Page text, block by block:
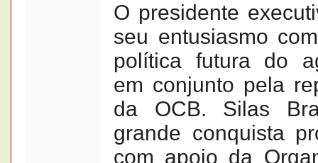
O presidente
seu entusiasmo
política futura do
em conjunto pela
da OCB. Silas
grande conquista
com apoio da